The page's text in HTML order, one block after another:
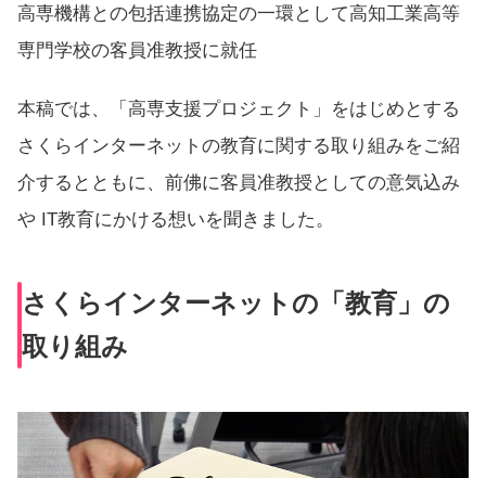
高専機構との包括連携協定の一環として高知工業高等
専門学校の客員准教授に就任
本稿では、「高専支援プロジェクト」をはじめとする
さくらインターネットの教育に関する取り組みをご紹
介するとともに、前佛に客員准教授としての意気込み
や IT教育にかける想いを聞きました。
さくらインターネットの「教育」の
取り組み